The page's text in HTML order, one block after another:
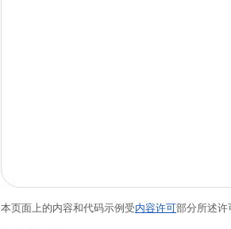
本页面上的内容和代码示例受内容许可部分所述许